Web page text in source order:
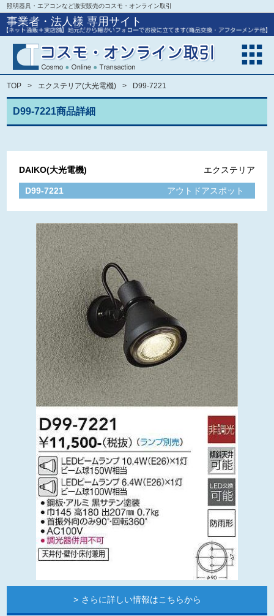
照明器具・エアコンなど激安販売のコスモ・オンライン取引
事業者・法人様 専用サイト
TOP エクステリア(大光電機) D99-7221
D99-7221商品詳細
DAIKO(大光電機) エクステリア
D99-7221 アウトドアスポット
さらに詳しい情報はこちらから